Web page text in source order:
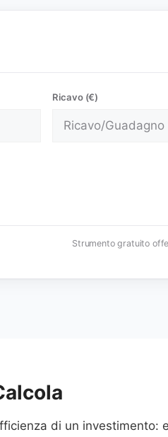
Ricavo (€)
Strumento gratuito
di un investimento: